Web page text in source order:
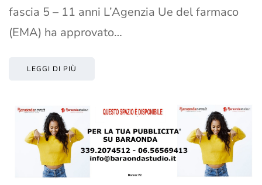
fascia 5 – 11 anni L’Agenzia Ue del farmaco
(EMA) ha approvato…
LEGGI DI PIÙ